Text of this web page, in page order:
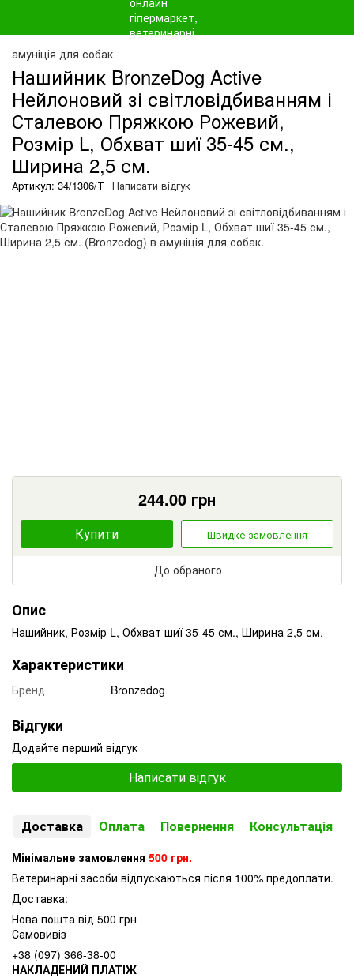
амуніція для собак
Нашийник BronzeDog Active
Нейлоновий зі світловідбиванням і
Сталевою Пряжкою Рожевий,
Розмір L, Обхват шиї 35-45 см.,
Ширина 2,5 см.
Артикул: 34/1306/Т Написати відгук
244.00 грн
Купити Швидке замовлення
До обраного
Опис
Нашийник, Розмір L, Обхват шиї 35-45 см., Ширина 2,5 см.
Характеристики
Бренд Bronzedog
Відгуки
Додайте перший відгук
Написати відгук
Доставка Оплата Повернення Консультація
Мінімальне замовлення 500 грн.
Ветеринарні засоби відпускаються після 100% предоплати.
Доставка:
Нова пошта від 500 грн
Самовивіз
+38 (097) 366-38-00
НАКЛАДЕНИЙ ПЛАТІЖ